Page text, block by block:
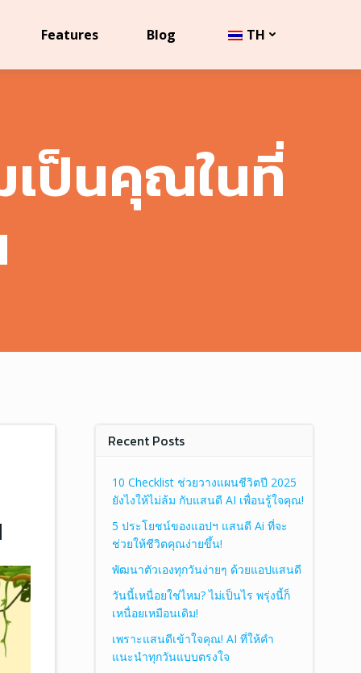
Features Blog TH
เป็นคุณในที่
Recent Posts
10 Checklist ช่วยวางแผนชีวิตปี 2025
ยังไงให้ไม่ล้ม กับแสนดี AI เพื่อนรู้ใจคุณ!
5 ประโยชน์ของแอปฯ แสนดี Ai ที่จะ
ช่วยให้ชีวิตคุณง่ายขึ้น!
พัฒนาตัวเองทุกวันง่ายๆ ด้วยแอปแสนดี
วันนี้เหนื่อยใช่ไหม? ไม่เป็นไร พรุ่งนี้ก็
เหนื่อยเหมือนเดิม!
เพราะแสนดีเข้าใจคุณ! AI ที่ให้คำ
แนะนำทุกวันแบบตรงใจ